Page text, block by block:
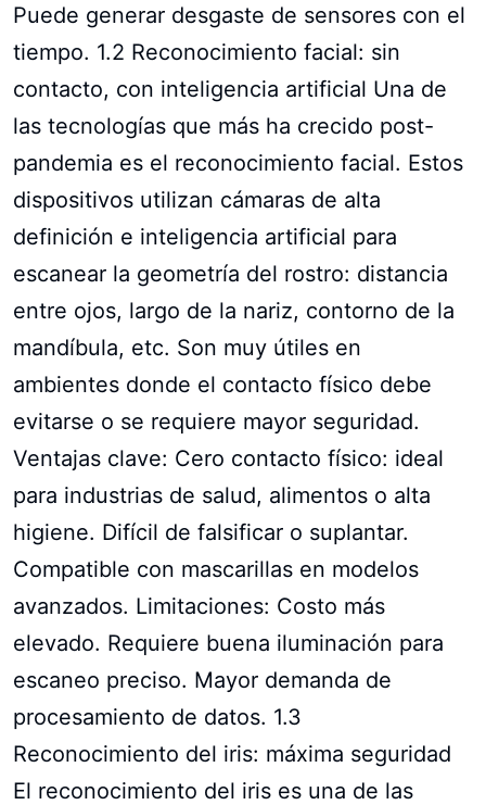
Puede generar desgaste de sensores con el
tiempo. 1.2 Reconocimiento facial: sin
contacto, con inteligencia artificial Una de
las tecnologías que más ha crecido post-
pandemia es el reconocimiento facial. Estos
dispositivos utilizan cámaras de alta
definición e inteligencia artificial para
escanear la geometría del rostro: distancia
entre ojos, largo de la nariz, contorno de la
mandíbula, etc. Son muy útiles en
ambientes donde el contacto físico debe
evitarse o se requiere mayor seguridad.
Ventajas clave: Cero contacto físico: ideal
para industrias de salud, alimentos o alta
higiene. Difícil de falsificar o suplantar.
Compatible con mascarillas en modelos
avanzados. Limitaciones: Costo más
elevado. Requiere buena iluminación para
escaneo preciso. Mayor demanda de
procesamiento de datos. 1.3
Reconocimiento del iris: máxima seguridad
El reconocimiento del iris es una de las